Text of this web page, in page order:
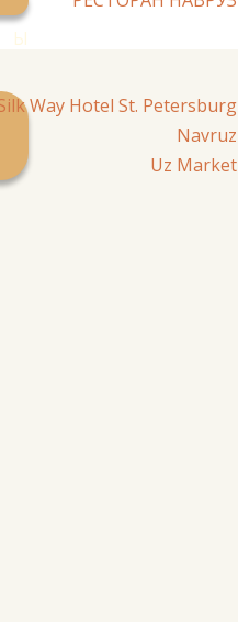
Ы
Way Hotel St. Petersburg
Navruz
Uz Market